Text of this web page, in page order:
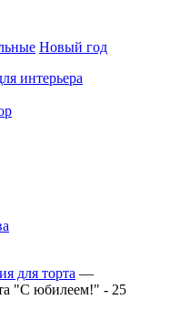
Новый год
интерьера
для торта —
"С юбилеем!" - 25